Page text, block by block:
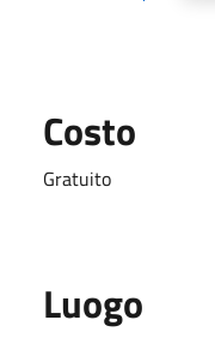
Costo
Gratuito
Luogo